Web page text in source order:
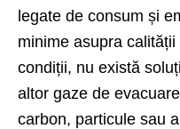
legate de consum și
minime asupra
condiții, nu există
altor gaze de
carbon, particule sau